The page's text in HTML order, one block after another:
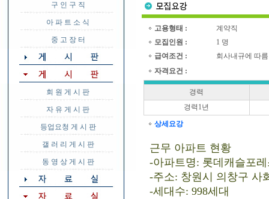
구 인 구 직
아 파 트 소 식
중 고 장 터
회 원 게 시 판
자 유 게 시 판
등업요청 게 시 판
갤 러 리 게 시 판
동 영 상 게 시 판
고용형태 :
계약직
모집인원 :
1 명
급여조건 :
회사내규에 따름
자격요건 :
경력
경력1년
상세요강
근무 아파트 현황
-아파트명: 롯데캐슬포
-주소: 창원시 의창구 사
-세대수: 998세대